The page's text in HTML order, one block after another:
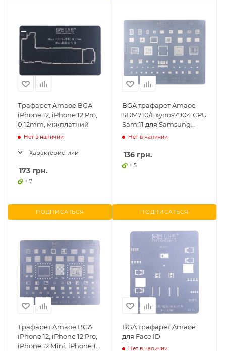
Трафарет Amaoe BGA
iPhone 12, iPhone 12 Pro,
0.12mm, міжплатний
Нет в наличии
Характеристики
173 грн.
+ 7
ПОДПИСАТЬСЯ
BGA трафарет Amaoe
SDM710/Exynos7904 CPU
Sam:11 для Samsung
Galaxy A30 A305, J7 J720,
Нет в наличии
136 грн.
+ 5
ПОДПИСАТЬСЯ
Трафарет Amaoe BGA
iPhone 12, iPhone 12 Pro,
iPhone 12 Mini, iPhone 12
BGA трафарет Amaoe
для Face ID
Нет в наличии